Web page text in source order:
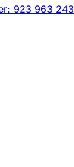
923 963 243